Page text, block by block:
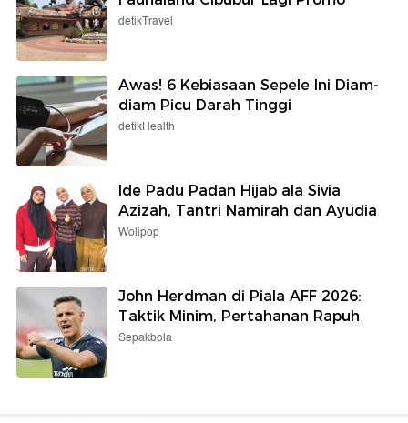
detikTravel
Awas! 6 Kebiasaan Sepele Ini Diam-
diam Picu Darah Tinggi
detikHealth
Ide Padu Padan Hijab ala Sivia
Azizah, Tantri Namirah dan Ayudia
Wolipop
John Herdman di Piala AFF 2026:
Taktik Minim, Pertahanan Rapuh
Sepakbola